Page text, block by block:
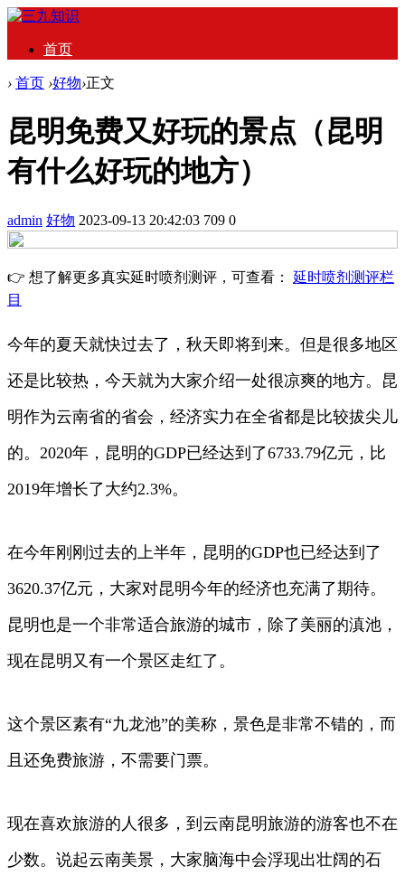
首页
› 首页 ›好物›正文
昆明免费又好玩的景点（昆明
有什么好玩的地方）
admin 好物 2023-09-13 20:42:03 709 0
👉 想了解更多真实延时喷剂测评，可查看： 延时喷剂测评栏
目
今年的夏天就快过去了，秋天即将到来。但是很多地区
还是比较热，今天就为大家介绍一处很凉爽的地方。昆
明作为云南省的省会，经济实力在全省都是比较拔尖儿
的。2020年，昆明的GDP已经达到了6733.79亿元，比
2019年增长了大约2.3%。
在今年刚刚过去的上半年，昆明的GDP也已经达到了
3620.37亿元，大家对昆明今年的经济也充满了期待。
昆明也是一个非常适合旅游的城市，除了美丽的滇池，
现在昆明又有一个景区走红了。
这个景区素有“九龙池”的美称，景色是非常不错的，而
且还免费旅游，不需要门票。
现在喜欢旅游的人很多，到云南昆明旅游的游客也不在
少数。说起云南美景，大家脑海中会浮现出壮阔的石